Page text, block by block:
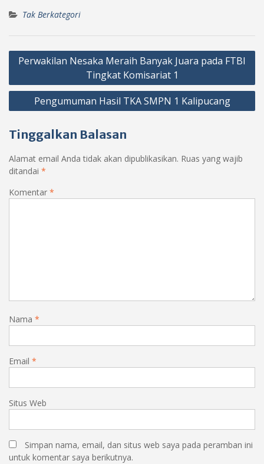
Tak Berkategori
Navigasi
Perwakilan Nesaka Meraih Banyak Juara pada FTBI
Tingkat Komisariat 1
Pengumuman Hasil TKA SMPN 1 Kalipucang
Tinggalkan Balasan
Alamat email Anda tidak akan dipublikasikan. Ruas yang wajib
ditandai *
Komentar *
Nama *
Email *
Situs Web
Simpan nama, email, dan situs web saya pada peramban ini
untuk komentar saya berikutnya.